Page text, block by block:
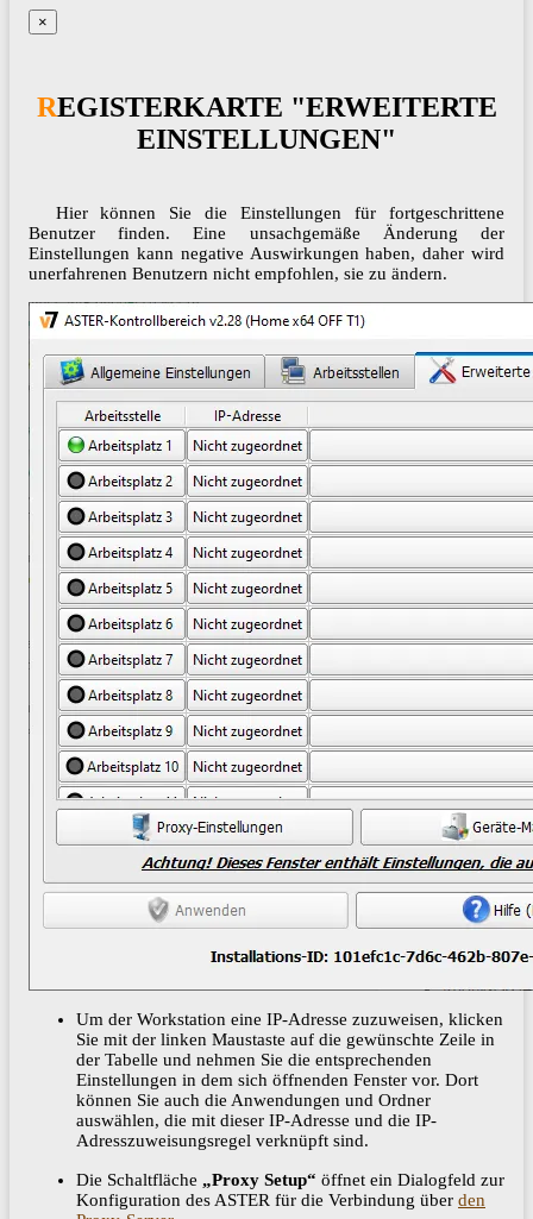
×
REGISTERKARTE "ERWEITERTE
EINSTELLUNGEN"
Hier können Sie die Einstellungen für fortgeschrittene
Benutzer finden. Eine unsachgemäße Änderung der
Einstellungen kann negative Auswirkungen haben, daher wird
unerfahrenen Benutzern nicht empfohlen, sie zu ändern.
Um der Workstation eine IP-Adresse zuzuweisen, klicken
Sie mit der linken Maustaste auf die gewünschte Zeile in
der Tabelle und nehmen Sie die entsprechenden
Einstellungen in dem sich öffnenden Fenster vor. Dort
können Sie auch die Anwendungen und Ordner
auswählen, die mit dieser IP-Adresse und die IP-
Adresszuweisungsregel verknüpft sind.
Die Schaltfläche „Proxy Setup“ öffnet ein Dialogfeld zur
Konfiguration des ASTER für die Verbindung über den